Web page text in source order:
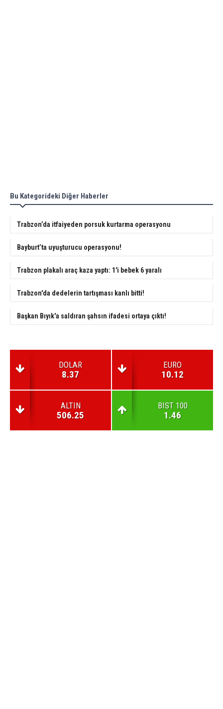
Bu Kategorideki Diğer Haberler
Trabzon’da itfaiyeden porsuk kurtarma operasyonu
Bayburt’ta uyuşturucu operasyonu!
Trabzon plakalı araç kaza yaptı: 1'i bebek 6 yaralı
Trabzon'da dedelerin tartışması kanlı bitti!
Başkan Bıyık'a saldıran şahsın ifadesi ortaya çıktı!
DOLAR
8.37
EURO
10.12
ALTIN
506.25
BIST 100
1.46